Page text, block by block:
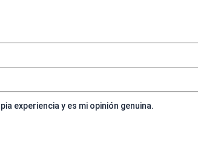
experiencia y es mi opinión genuina.